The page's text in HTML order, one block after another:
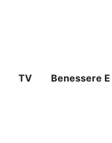
TV Benessere